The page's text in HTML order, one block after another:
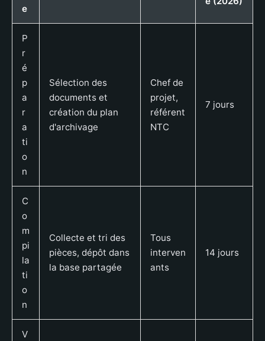
e
P
r
é
p
a
r
a
ti
o
n
Sélection des
documents et
création du plan
d'archivage
Chef de
projet,
référent
NTC
7 jours
C
o
m
pi
la
ti
o
n
Collecte et tri des
pièces, dépôt dans
la base partagée
Tous
interven
ants
14 jours
V